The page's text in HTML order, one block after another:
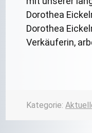
Dorothea
Dorothea
Verkäuferin,
Kategorie: